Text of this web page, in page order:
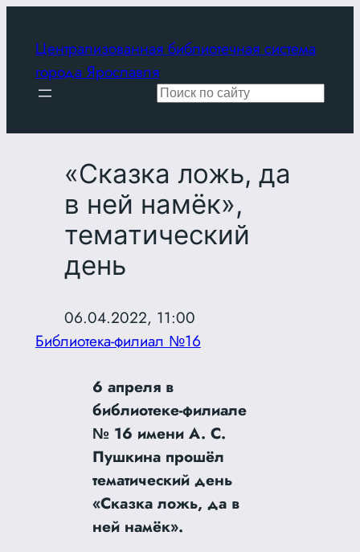
содержимому
Централизованная библиотечная система
города Ярославля
Поиск
«Сказка ложь, да
в ней намёк»,
тематический
день
06.04.2022, 11:00
Библиотека-филиал №16
6 апреля в
библиотеке-филиале
№ 16 имени А. С.
Пушкина прошёл
тематический день
«Сказка ложь, да в
ней намёк».